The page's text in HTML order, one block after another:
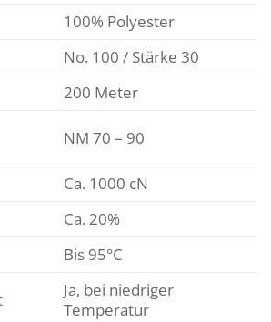
100% Polyester
No. 100 / Stärke 30
200 Meter
NM 70 – 90
Ca. 1000 cN
Ca. 20%
Bis 95°C
Ja, bei niedriger
Temperatur